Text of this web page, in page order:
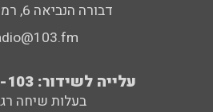
דבורה הנביאה 6, רמת השרון
עלייה לשידור: 0552-103-103
בעלות שיחה